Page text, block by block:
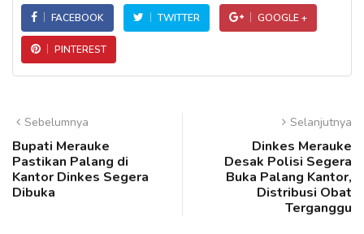
FACEBOOK TWITTER GOOGLE +
PINTEREST
Sebelumnya
Bupati Merauke
Pastikan Palang di
Kantor Dinkes Segera
Dibuka
Selanjutnya
Dinkes Merauke
Desak Polisi Segera
Buka Palang Kantor,
Distribusi Obat
Terganggu